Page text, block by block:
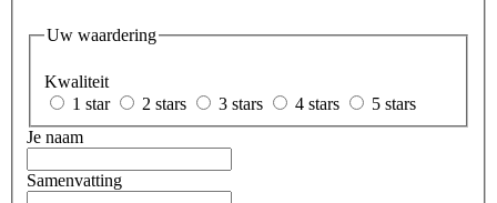
Uw waardering
Kwaliteit
1 star
2 stars 3 stars 4 stars
5 stars
Je naam
Samenvatting